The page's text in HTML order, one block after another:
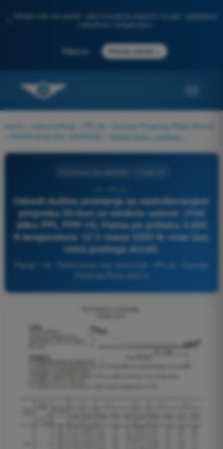
Otkrijte naš novi portal: vaša kompletna priprema za ispit, poboljšana
Prijavi se Počnite odmah
Home Ispitna pitanja
PPL(A) - Dozvola Privatnog Pilota (Avioni)
Performanse leta i planiranje
Odredi dužinu poletanja sa nadvišavanjem
prepreka 50-foot za sledeće uslove: (Vidi
sliku PPL FPP-15) Visina po pritisku 4,000
ft temperatura 15°C masa 2300 lb vetar bez
vetra podloga asvalt.